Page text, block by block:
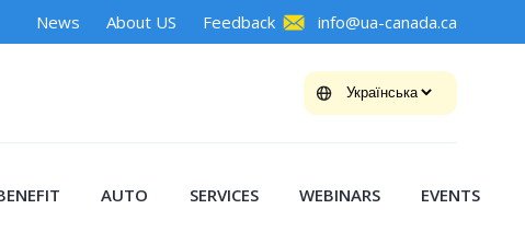
News About US Feedback info@ua-canada.ca
AUTO SERVICES WEBINARS EVENTS